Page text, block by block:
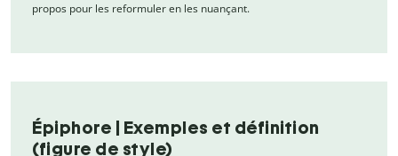
propos pour les reformuler en les nuançant.
Épiphore | Exemples et définition
(figure de style)